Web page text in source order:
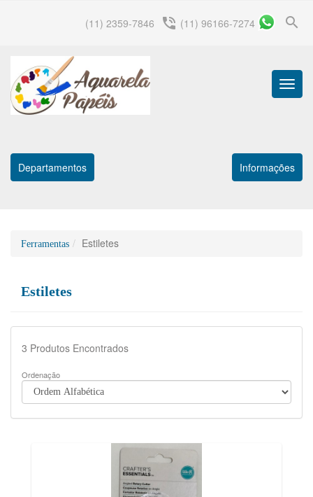
search
(11) 2359-7846 phone_in_talk (11) 96166-7274
Menu
Departamentos Informações
Ferramentas Estiletes
Estiletes
3 Produtos Encontrados
Ordenação